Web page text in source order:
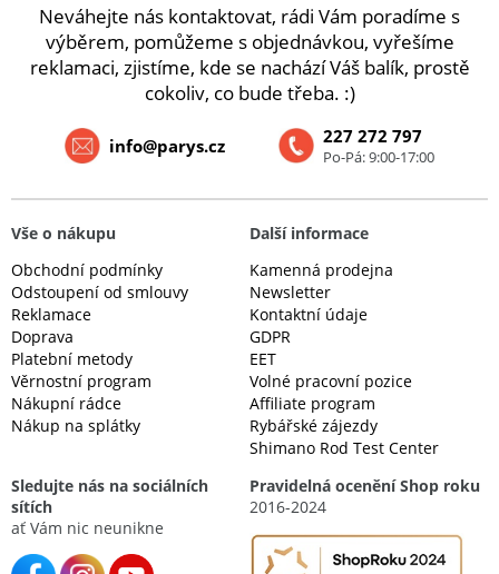
Neváhejte nás kontaktovat, rádi Vám poradíme s
výběrem, pomůžeme s objednávkou, vyřešíme
reklamaci, zjistíme, kde se nachází Váš balík, prostě
cokoliv, co bude třeba. :)
227 272 797
Po-Pá: 9:00-17:00
info@parys.cz
Vše o nákupu
Obchodní podmínky
Odstoupení od smlouvy
Reklamace
Doprava
Platební metody
Věrnostní program
Nákupní rádce
Nákup na splátky
Další informace
Kamenná prodejna
Newsletter
Kontaktní údaje
GDPR
EET
Volné pracovní pozice
Affiliate program
Rybářské zájezdy
Shimano Rod Test Center
Sledujte nás na sociálních
sítích
ať Vám nic neunikne
Pravidelná ocenění Shop roku
2016-2024